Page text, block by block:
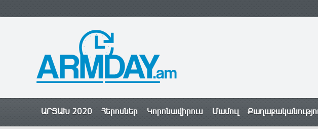
ԱՐՑԱԽ 2020 Հերոսներ Կորոնավիրուս Մամուլ